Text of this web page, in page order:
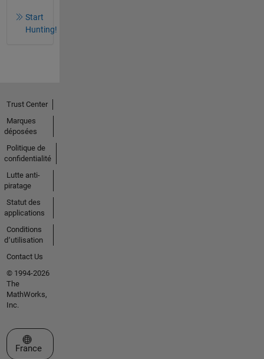
Start
Hunting!
Trust Center
Marques
déposées
Politique de
confidentialité
Lutte anti-
piratage
Statut des
applications
Conditions
d՚utilisation
Contact Us
© 1994-2026
The
MathWorks,
Inc.
Sélectionner un site web
France